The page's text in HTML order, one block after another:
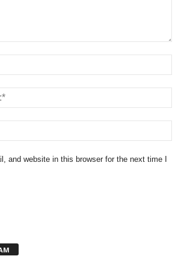
and website in this browser for the next time I